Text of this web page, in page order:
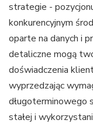
strategie -
konkurencyjnym
oparte na danych i
detaliczne mogą
doświadczenia
wyprzedzając
długoterminowego
stałej i